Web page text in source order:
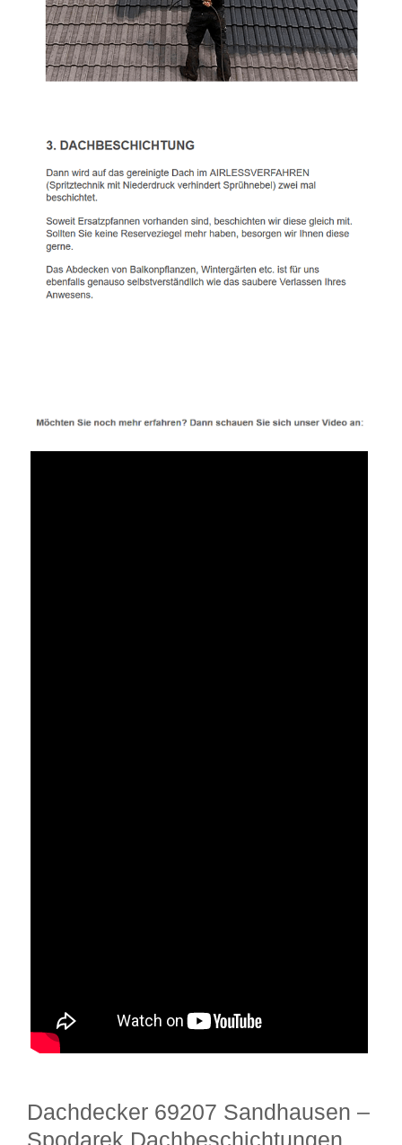
Dachdecker 69207 Sandhausen –
Spodarek Dachbeschichtungen